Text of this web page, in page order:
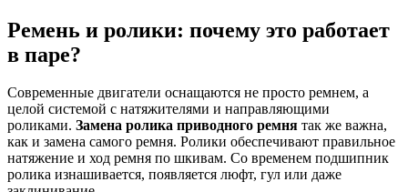
Ремень и ролики: почему это работает
в паре?
Современные двигатели оснащаются не просто ремнем, а
целой системой с натяжителями и направляющими
роликами. Замена ролика приводного ремня так же важна,
как и замена самого ремня. Ролики обеспечивают правильное
натяжение и ход ремня по шкивам. Со временем подшипник
ролика изнашивается, появляется люфт, гул или даже